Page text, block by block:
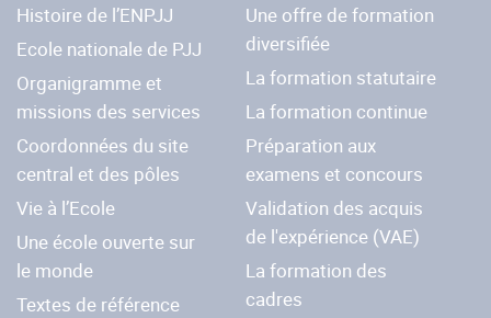
Histoire de l’ENPJJ
Ecole nationale de PJJ
Organigramme et
missions des services
Coordonnées du site
central et des pôles
Vie à l’Ecole
Une école ouverte sur
le monde
Textes de référence
Une offre de formation
diversifiée
La formation statutaire
La formation continue
Préparation aux
examens et concours
Validation des acquis
de l'expérience (VAE)
La formation des
cadres